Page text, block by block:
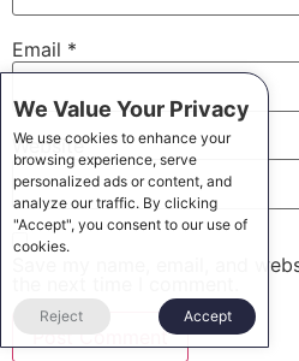
Email *
Website
Save my name, email, and
We Value Your Privacy
We use cookies to enhance your
browsing experience, serve
personalized ads or content, and
analyze our traffic. By clicking
"Accept", you consent to our use of
cookies.
Reject Accept